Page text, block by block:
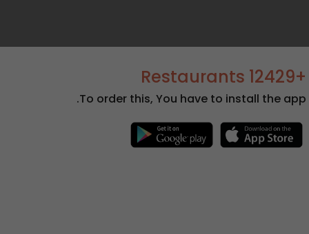
+12429 Restaurants
To order this, You have to install the app.